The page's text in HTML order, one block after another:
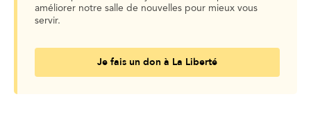
améliorer notre salle de nouvelles pour mieux vous
servir.
Je fais un don à La Liberté